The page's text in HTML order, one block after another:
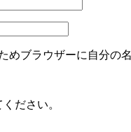
めブラウザーに自分の
ださい。